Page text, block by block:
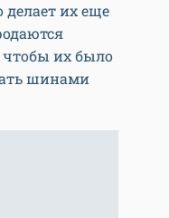
их еще
их было
шинами